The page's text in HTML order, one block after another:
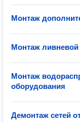
Монтаж
Монтаж ливневой
Монтаж
оборудования
Демонтаж сетей